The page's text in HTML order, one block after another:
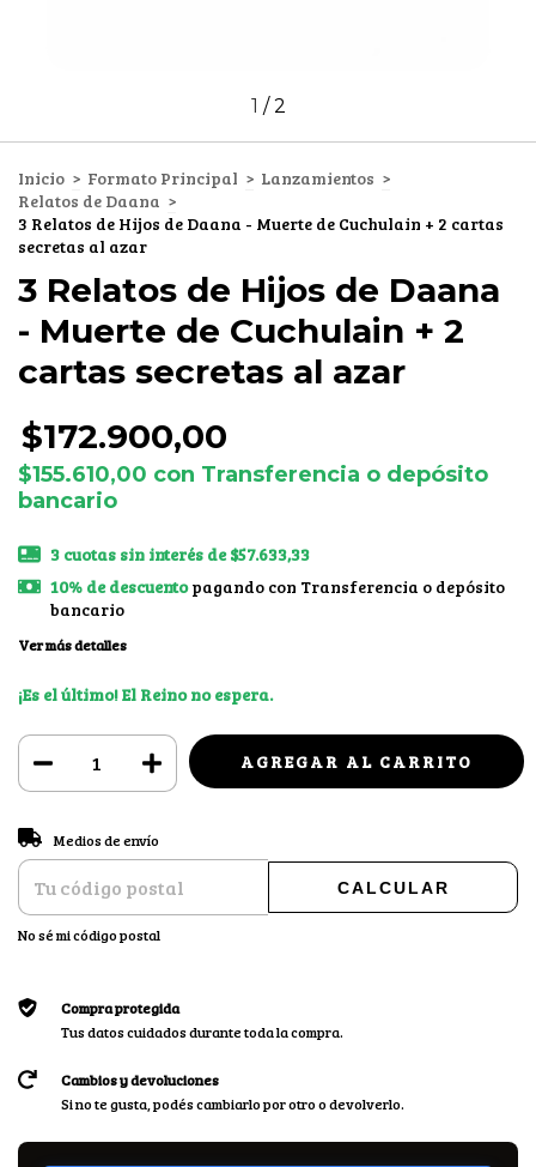
1 /2
Inicio > Formato Principal > Lanzamientos >
Relatos de Daana >
3 Relatos de Hijos de Daana - Muerte de Cuchulain + 2 cartas
secretas al azar
3 Relatos de Hijos de Daana
- Muerte de Cuchulain + 2
cartas secretas al azar
$172.900,00
$155.610,00 con Transferencia o depósito
bancario
3 cuotas sin interés de$57.633,33
10% de descuentopagando con Transferencia o depósito
bancario
Ver más detalles
¡Es el último! El Reino no espera.
Entregas para el CP:
Medios de envío
CALCULAR
No sé mi código postal
Compra protegida
Tus datos cuidados durante toda la compra.
Cambios y devoluciones
Si no te gusta, podés cambiarlo por otro o devolverlo.